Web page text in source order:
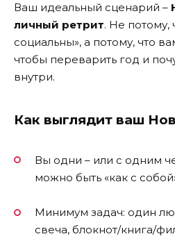
Ваш идеальный сценарий –
личный ретрит. Не потому,
социальны», а потому, что
чтобы переварить год и
внутри.
Как выглядит ваш
Вы одни – или с одним
можно быть «как с
Минимум задач: один
свеча, блокнот/книга/